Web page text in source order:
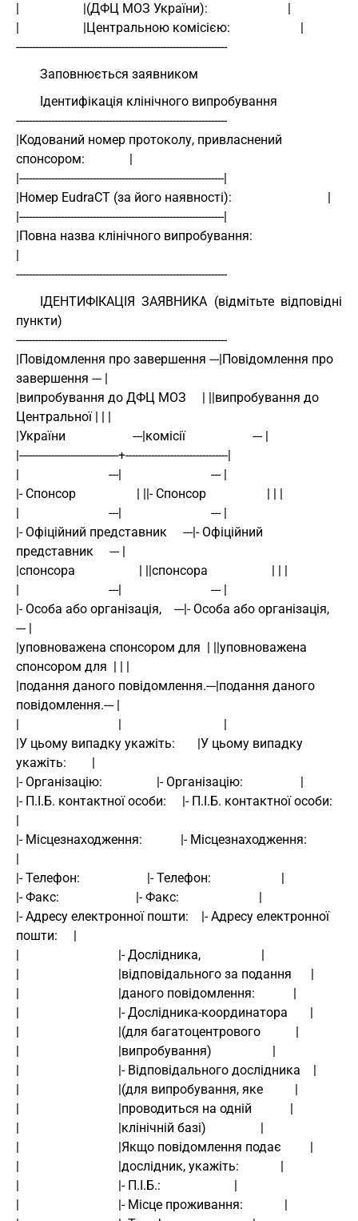
|                    |(ДФЦ МОЗ України):                         |
|                    |Центральною комісією:                      |
------------------------------------------------------------------
Заповнюється заявником
Ідентифікація клінічного випробування
------------------------------------------------------------------
|Кодований номер протоколу, привласнений
спонсором:              |
|----------------------------------------------------------------|
|Номер EudraCT (за його наявності):                              |
|----------------------------------------------------------------|
|Повна назва клінічного випробування:
|
------------------------------------------------------------------
ІДЕНТИФІКАЦІЯ ЗАЯВНИКА (відмітьте відповідні
пункти)
------------------------------------------------------------------
|Повідомлення про завершення ---|Повідомлення про
завершення --- |
|випробування до ДФЦ МОЗ     | ||випробування до
Центральної | | |
|України                     ---|комісії                     --- |
|-------------------------------+--------------------------------|
|                            ---|                            --- |
|- Спонсор                   | ||- Спонсор                   | | |
|                            ---|                            --- |
|- Офіційний представник     ---|- Офіційний
представник     --- |
|спонсора                    | ||спонсора                    | | |
|                            ---|                            --- |
|- Особа або організація,    ---|- Особа або організація,
--- |
|уповноважена спонсором для  | ||уповноважена
спонсором для  | | |
|подання даного повідомлення.---|подання даного
повідомлення.--- |
|                               |                                |
|У цьому випадку укажіть:       |У цьому випадку
укажіть:        |
|- Організацію:                 |- Організацію:                  |
|- П.І.Б. контактної особи:     |- П.І.Б. контактної особи:
|
|- Місцезнаходження:            |- Місцезнаходження:
|
|- Телефон:                     |- Телефон:                      |
|- Факс:                        |- Факс:                         |
|- Адресу електронної пошти:    |- Адресу електронної
пошти:     |
|                               |- Дослідника,                   |
|                               |відповідального за подання      |
|                               |даного повідомлення:            |
|                               |- Дослідника-координатора       |
|                               |(для багатоцентрового           |
|                               |випробування)                   |
|                               |- Відповідального дослідника    |
|                               |(для випробування, яке          |
|                               |проводиться на одній            |
|                               |клінічній базі)                 |
|                               |Якщо повідомлення подає         |
|                               |дослідник, укажіть:             |
|                               |- П.І.Б.:                       |
|                               |- Місце проживання:             |